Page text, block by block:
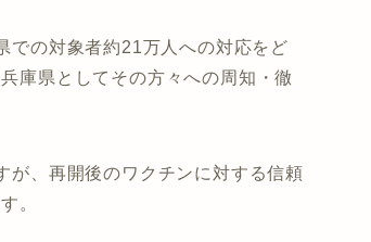
での対象者約21万人への対応をど
庫県としてその方々への周知・徹
が、再開後のワクチンに対する信頼
。